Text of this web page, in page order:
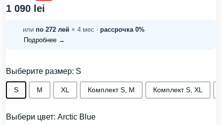
1 090 lei
или по 272 лей × 4 мес · рассрочка 0%
Подробнее →
Выберите размер: S
S М XL Комплект S, M Комплект S, XL
Выбери цвет: Arctic Blue